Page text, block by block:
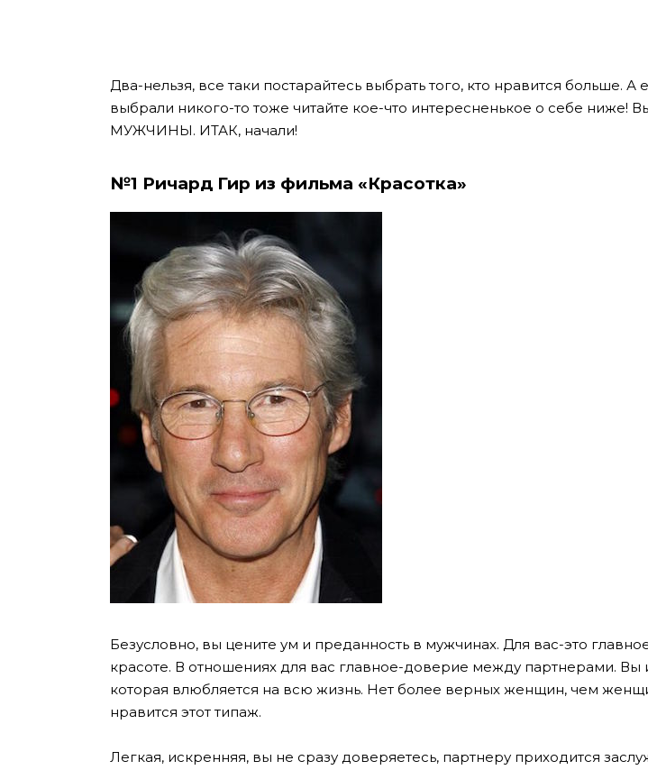
Два-нельзя, все таки постарайтесь выбрать того, кто нравится больше. А
выбрали никого-то тоже читайте кое-что интересненькое о себе ниже!
МУЖЧИНЫ. ИТАК, начали!
№1 Ричард Гир из фильма «Красотка»
Безусловно, вы цените ум и преданность в мужчинах. Для вас-это
красоте. В отношениях для вас главное-доверие между партнерами. Вы
которая влюбляется на всю жизнь. Нет более верных женщин, чем
нравится этот типаж.
Легкая, искренняя, вы не сразу доверяетесь, партнеру приходится